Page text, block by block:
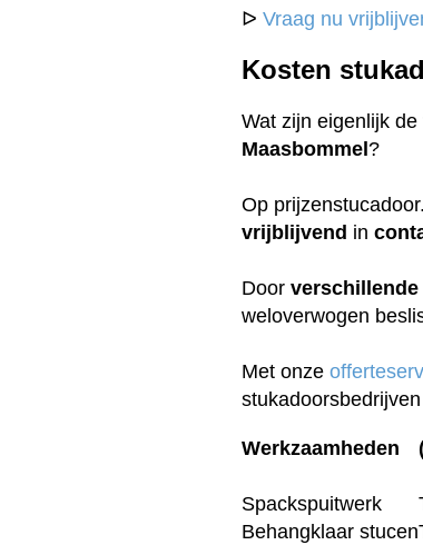
ᐅVraag nu
Kosten
Wat zijn eigenlijk de
Maasbommel?
Op
vrijblijvend in
Doorverschillende
weloverwogen
Met onze
Werkzaamheden
Spackspuitwerk
Behangklaar stucen